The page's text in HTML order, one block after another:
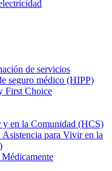
de servicios
seguro médico (HIPP)
First Choice
y en la Comunidad (HCS)
para Vivir en la